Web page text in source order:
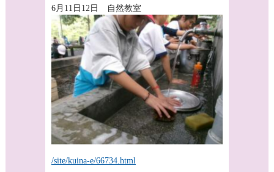
6月11日12日 自然教室
/site/kuina-e/66734.html